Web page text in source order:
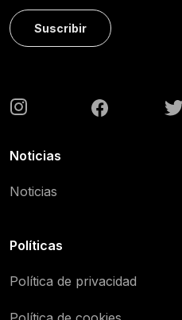
Suscribir
Noticias
Noticias
Políticas
Política de privacidad